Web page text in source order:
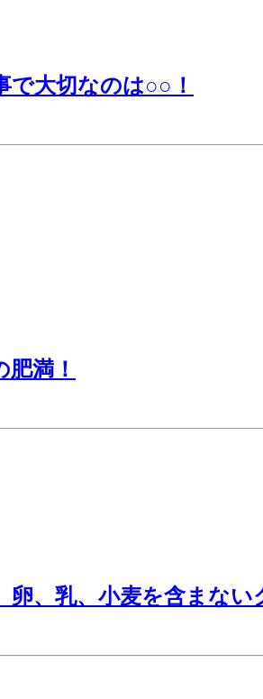
で大切なのは○○！
満！
卵、乳、小麦を含まな